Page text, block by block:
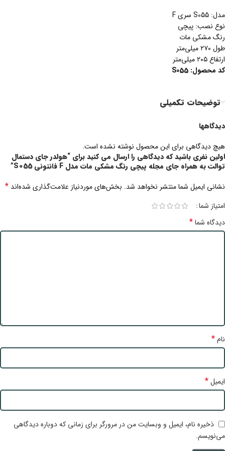
مدل: S055 سری F
نوع نصب: پیچی
رنگ مشکی مات
طول ۲۷۰ میلی‌متر
ارتفاع ۲۰۵ میلی‌متر
کد محصول: S055
توضیحات تکمیلی
دیدگاهها
هیچ دیدگاهی برای این محصول نوشته نشده است.
اولین نفری باشید که دیدگاهی را ارسال می کنید برای “هولدر جای دستمال
توالت به همراه جای مجله پیچی رنگ مشکی مات مدل F فانتونی S055”
نشانی ایمیل شما منتشر نخواهد شد. بخش‌های موردنیاز علامت‌گذاری شده‌اند *
امتیاز شما
دیدگاه شما*
نام*
ایمیل*
ذخیره نام، ایمیل و وبسایت من در مرورگر برای زمانی که دوباره دیدگاهی
می‌نویسم.